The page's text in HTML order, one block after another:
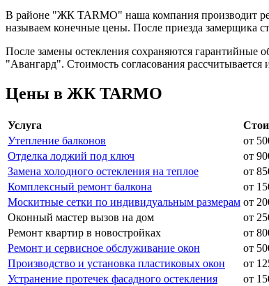
В районе "ЖК TARMO" наша компания производит
называем конечные цены. После приезда замерщика
После замены остекления сохраняются гарантийные
"Авангард". Стоимость согласования рассчитывается
Цены в ЖК TARMO
Услуга
Утепление балконов
от
Отделка лоджий под ключ
от
Замена холодного остекления на теплое
от
Комплексный ремонт балкона
от
Москитные сетки по индивидуальным размерам от
Оконный мастер вызов на дом
от
Ремонт квартир в новостройках
от
Ремонт и сервисное обслуживание окон
от
Производство и установка пластиковых окон
от
Устранение протечек фасадного остекления
от